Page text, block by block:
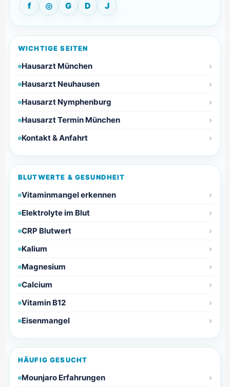
f ◎ G D J
WICHTIGE SEITEN
Hausarzt München
Hausarzt Neuhausen
Hausarzt Nymphenburg
Hausarzt Termin München
Kontakt & Anfahrt
BLUTWERTE & GESUNDHEIT
Vitaminmangel erkennen
Elektrolyte im Blut
CRP Blutwert
Kalium
Magnesium
Calcium
Vitamin B12
Eisenmangel
HÄUFIG GESUCHT
Mounjaro Erfahrungen